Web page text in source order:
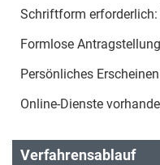
Schriftform erforderlich:
Formlose
Persönliches
Online-Dienste
Verfahrensablauf